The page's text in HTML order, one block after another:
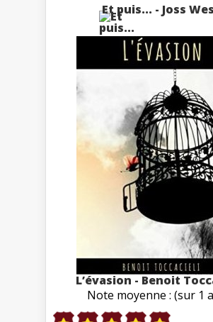
Et puis... - Joss
L’évasion - Benoit
Note moyenne : (sur 1